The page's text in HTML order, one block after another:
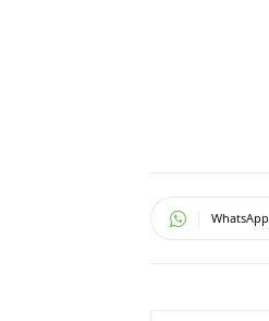
WhatsApp